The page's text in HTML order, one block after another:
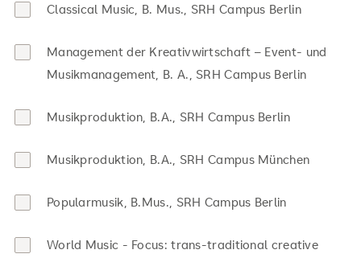
Classical Music, B. Mus., SRH Campus Berlin
Management der Kreativwirtschaft – Event- und
Musikmanagement, B. A., SRH Campus Berlin
Musikproduktion, B.A., SRH Campus Berlin
Musikproduktion, B.A., SRH Campus München
Popularmusik, B.Mus., SRH Campus Berlin
World Music - Focus: trans-traditional creative